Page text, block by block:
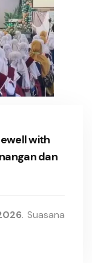
with
dan
. Suasana